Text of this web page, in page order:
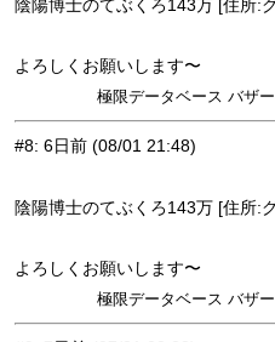
陰陽博士のてぶくろ143万 [住所:
よろしくお願いします〜
極限データベース バザ
#8: 6日前 (08/01 21:48)
陰陽博士のてぶくろ143万 [住所:
よろしくお願いします〜
極限データベース バザ